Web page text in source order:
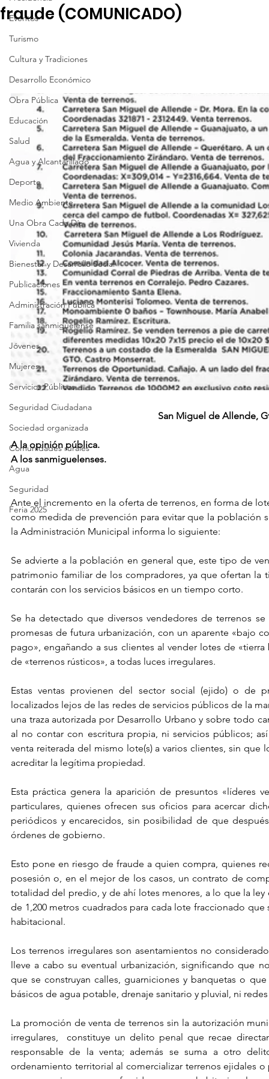
Eventos
Turismo
Cultura y Tradiciones
Desarrollo Económico
Obra Pública
Educación
Salud
Agua y Alcantarillado
Deporte
Medio Ambiente
Una Obra Cada Día
Vivienda
Bienestar y Desarrollo Social
Publicaciones
Administración Pública
Familia sanmiguelense
Jóvenes
Mujeres
Servicios Públicos
Seguridad Ciudadana
Sociedad organizada
Comunidades rurales
Agua
Seguridad
Feria 2025
fraude (COMUNICADO)
San Miguel de Allende,
A la opinión pública.
A los sanmiguelenses.
Ante el incremento en la oferta de terrenos, en forma de
como medida de prevención para evitar que la población
la Administración Municipal informa lo siguiente:
Se advierte a la población en general que, este tipo de
patrimonio familiar de los compradores, ya que ofertan la
contarán con los servicios básicos en un tiempo corto.
Se ha detectado que diversos vendedores de terrenos
promesas de futura urbanización, con un aparente «bajo
pago», engañando a sus clientes al vender lotes de
de «terrenos rústicos», a todas luces irregulares.
Estas ventas provienen del sector social (ejido) o de
localizados lejos de las redes de servicios públicos de la
una traza autorizada por Desarrollo Urbano y sobre todo
al no contar con escritura propia, ni servicios públicos;
venta reiterada del mismo lote(s) a varios clientes, sin que
acreditar la legítima propiedad.
Esta práctica genera la aparición de presuntos «líderes
particulares, quienes ofrecen sus oficios para acercar
periódicos y encarecidos, sin posibilidad de que
órdenes de gobierno.
Esto pone en riesgo de fraude a quien compra, quienes
posesión o, en el mejor de los casos, un contrato de
totalidad del predio, y de ahí lotes menores, a lo que la
de 1,200 metros cuadrados para cada lote fraccionado que
habitacional.
Los terrenos irregulares son asentamientos no
lleve a cabo su eventual urbanización, significando que
que se construyan calles, guarniciones y banquetas o
básicos de agua potable, drenaje sanitario y pluvial, ni
La promoción de venta de terrenos sin la autorización
irregulares,  constituye un delito penal que recae
responsable de la venta; además se suma a otro
ordenamiento territorial al comercializar terrenos ejidales o